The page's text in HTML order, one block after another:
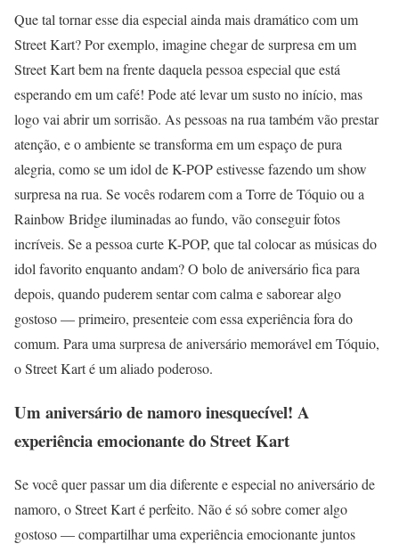
Que tal tornar esse dia especial ainda mais dramático com um
Street Kart? Por exemplo, imagine chegar de surpresa em um
Street Kart bem na frente daquela pessoa especial que está
esperando em um café! Pode até levar um susto no início, mas
logo vai abrir um sorrisão. As pessoas na rua também vão prestar
atenção, e o ambiente se transforma em um espaço de pura
alegria, como se um idol de K-POP estivesse fazendo um show
surpresa na rua. Se vocês rodarem com a Torre de Tóquio ou a
Rainbow Bridge iluminadas ao fundo, vão conseguir fotos
incríveis. Se a pessoa curte K-POP, que tal colocar as músicas do
idol favorito enquanto andam? O bolo de aniversário fica para
depois, quando puderem sentar com calma e saborear algo
gostoso — primeiro, presenteie com essa experiência fora do
comum. Para uma surpresa de aniversário memorável em Tóquio,
o Street Kart é um aliado poderoso.
Um aniversário de namoro inesquecível! A
experiência emocionante do Street Kart
Se você quer passar um dia diferente e especial no aniversário de
namoro, o Street Kart é perfeito. Não é só sobre comer algo
gostoso — compartilhar uma experiência emocionante juntos